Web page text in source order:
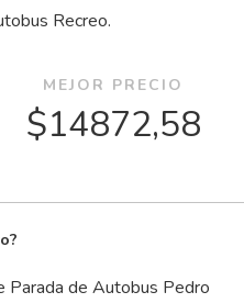
Recreo.
MEJOR PRECIO
$14872,58
Parada de Autobus Pedro